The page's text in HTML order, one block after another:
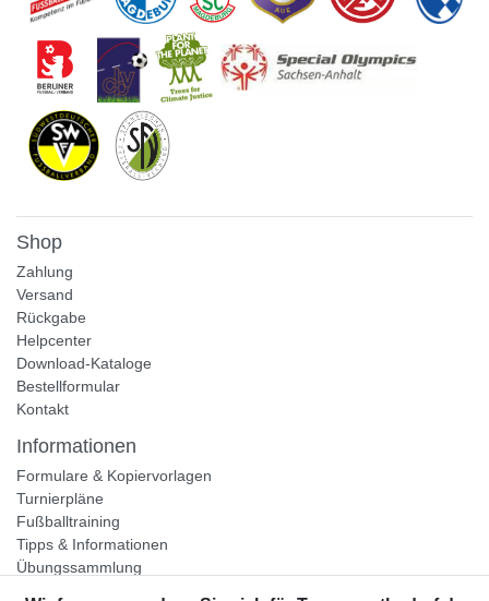
Shop
Zahlung
Versand
Rückgabe
Helpcenter
Download-Kataloge
Bestellformular
Kontakt
Informationen
Formulare & Kopiervorlagen
Turnierpläne
Fußballtraining
Tipps & Informationen
Übungssammlung